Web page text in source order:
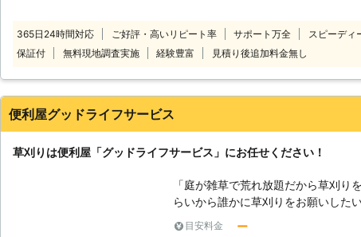
うならないためには、面倒な作業は
お任せください。 草刈り110番は、日本全国に数多くの加盟店を提携してお
りますので、どのような地域にお住
当然、24時間365日、休むことなく
迅速に対応させていただきます。
365日24時間対応 ご好評・高いリピート率 サポート万全 スピーディ
保証付
無料現地調査実施 経験豊富 見積り後追加料金無し
便利屋グッドライフサービス
草刈りは便利屋「グッドライフサービス」にお任せください！
「庭が雑草で荒れ放題だから草刈り
らいから誰かに草刈りをお願いした
は弊社「グッドライフサービス」の
目安料金 ー